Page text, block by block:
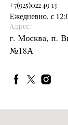
+7(925)022 49 13
Ежедневно, с
Адрес:
г. Москва, п.
№18А